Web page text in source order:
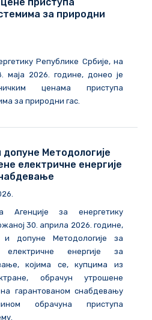
за природни
Републике Србије, на
маја 2026. године, донео је
ценама приступа
за природни гас.
допуне Методологије
електричне енергије
Агенције за енергетику
30. априла 2026. године,
и допуне Методологије за
енергије за
којима се, купцима из
обрачун утрошене
гарантованом снабдевању
обрачуна приступа